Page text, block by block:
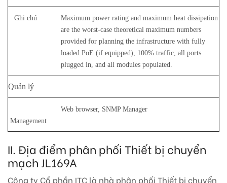
Ghi chú
Maximum power rating and maximum heat dissipation
are the worst-case theoretical maximum numbers
provided for planning the infrastructure with fully
loaded PoE (if equipped), 100% traffic, all ports
plugged in, and all modules populated.
Quản lý
Management
Web browser, SNMP Manager
II. Địa điểm phân phối Thiết bị chuyển
mạch JL169A
Công ty Cổ phần ITC là nhà phân phối Thiết bị chuyển